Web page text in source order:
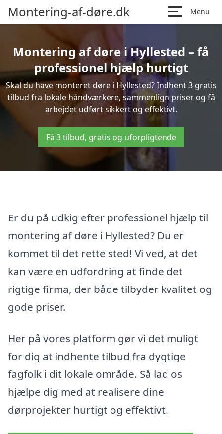
Montering-af-døre.dk Menu
Montering af døre i Hyllested – få
professionel hjælp hurtigt
Skal du have monteret døre i Hyllested? Indhent 3 gratis
tilbud fra lokale håndværkere, sammenlign priser og få
arbejdet udført sikkert og effektivt.
Få 3 tilbud, gratis og uforpligtende
Er du på udkig efter professionel hjælp til
montering af døre i Hyllested? Du er
kommet til det rette sted! Vi ved, at det
kan være en udfordring at finde det
rigtige firma, der både tilbyder kvalitet og
gode priser.
Her på vores platform gør vi det muligt
for dig at indhente tilbud fra dygtige
fagfolk i dit lokale område. Så lad os
hjælpe dig med at realisere dine
dørprojekter hurtigt og effektivt.